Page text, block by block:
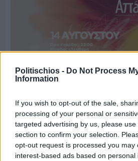
Politischios - Do Not Process
Information
If you wish to opt-out of the sale,
processing of your personal or
targeted advertising by us, please
section to confirm your selection.
opt-out request is processed you may
interest-based ads based on
Πριν 6 ημέρες
Παραμονή
πανηγύρι στη Σιδηρούντα